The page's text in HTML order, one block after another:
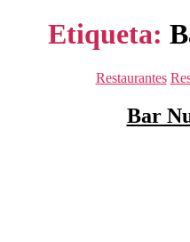
Etiqueta:
Restaurantes
Bar